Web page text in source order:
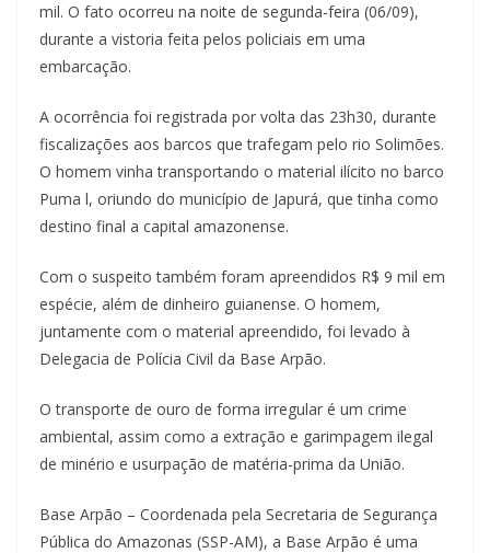
mil. O fato ocorreu na noite de segunda-feira (06/09),
durante a vistoria feita pelos policiais em uma
embarcação.
A ocorrência foi registrada por volta das 23h30, durante
fiscalizações aos barcos que trafegam pelo rio Solimões.
O homem vinha transportando o material ilícito no barco
Puma l, oriundo do município de Japurá, que tinha como
destino final a capital amazonense.
Com o suspeito também foram apreendidos R$ 9 mil em
espécie, além de dinheiro guianense. O homem,
juntamente com o material apreendido, foi levado à
Delegacia de Polícia Civil da Base Arpão.
O transporte de ouro de forma irregular é um crime
ambiental, assim como a extração e garimpagem ilegal
de minério e usurpação de matéria-prima da União.
Base Arpão – Coordenada pela Secretaria de Segurança
Pública do Amazonas (SSP-AM), a Base Arpão é uma